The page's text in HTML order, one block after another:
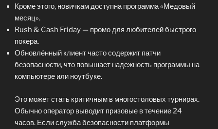
Кроме этого, новичкам доступна программа «Медовый
месяц».
Rush & Cash Friday — промо для любителей быстрого
покера.
Обновлённый клиент часто содержит патчи
безопасности, что повышает надежность программы на
компьютере или ноутбуке.
Это может стать критичным в многостоловых турнирах.
Обычно оператор выводит призовые в течение 24
часов. Если служба безопасности платформы